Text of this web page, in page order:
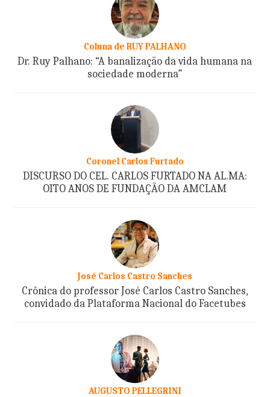
Coluna de RUY PALHANO
Dr. Ruy Palhano: “A banalização da vida humana na
sociedade moderna”
Coronel Carlos Furtado
DISCURSO DO CEL. CARLOS FURTADO NA AL.MA:
OITO ANOS DE FUNDAÇÃO DA AMCLAM
José Carlos Castro Sanches
Crônica do professor José Carlos Castro Sanches,
convidado da Plataforma Nacional do Facetubes
AUGUSTO PELLEGRINI